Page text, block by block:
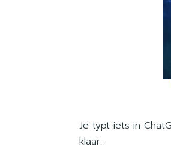
Je typt iets in
klaar.